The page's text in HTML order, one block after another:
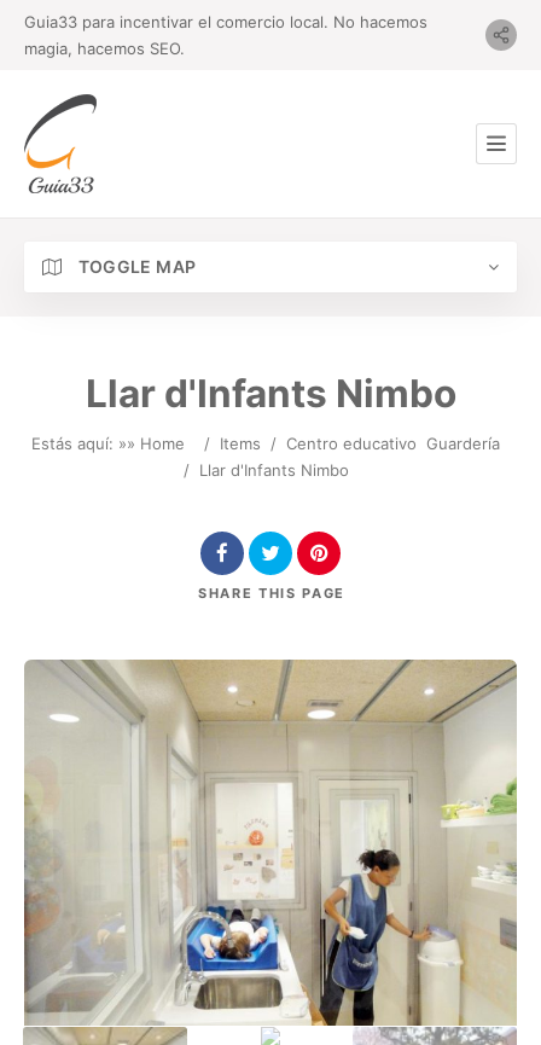
Guia33 para incentivar el comercio local. No hacemos
magia, hacemos SEO.
TOGGLE MAP
Llar d'Infants Nimbo
Estás aquí: »» Home / Items / Centro educativo Guardería
/ Llar d'Infants Nimbo
SHARE THIS PAGE